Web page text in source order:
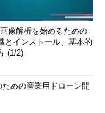
像解析を始めるための
とインストール、基本的
(1/2)
めの産業用ドローン開